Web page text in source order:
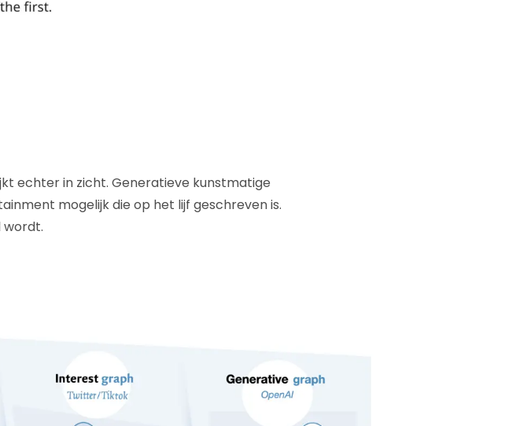
echter in zicht. Generatieve kunstmatige
mogelijk die op het lijf geschreven is.